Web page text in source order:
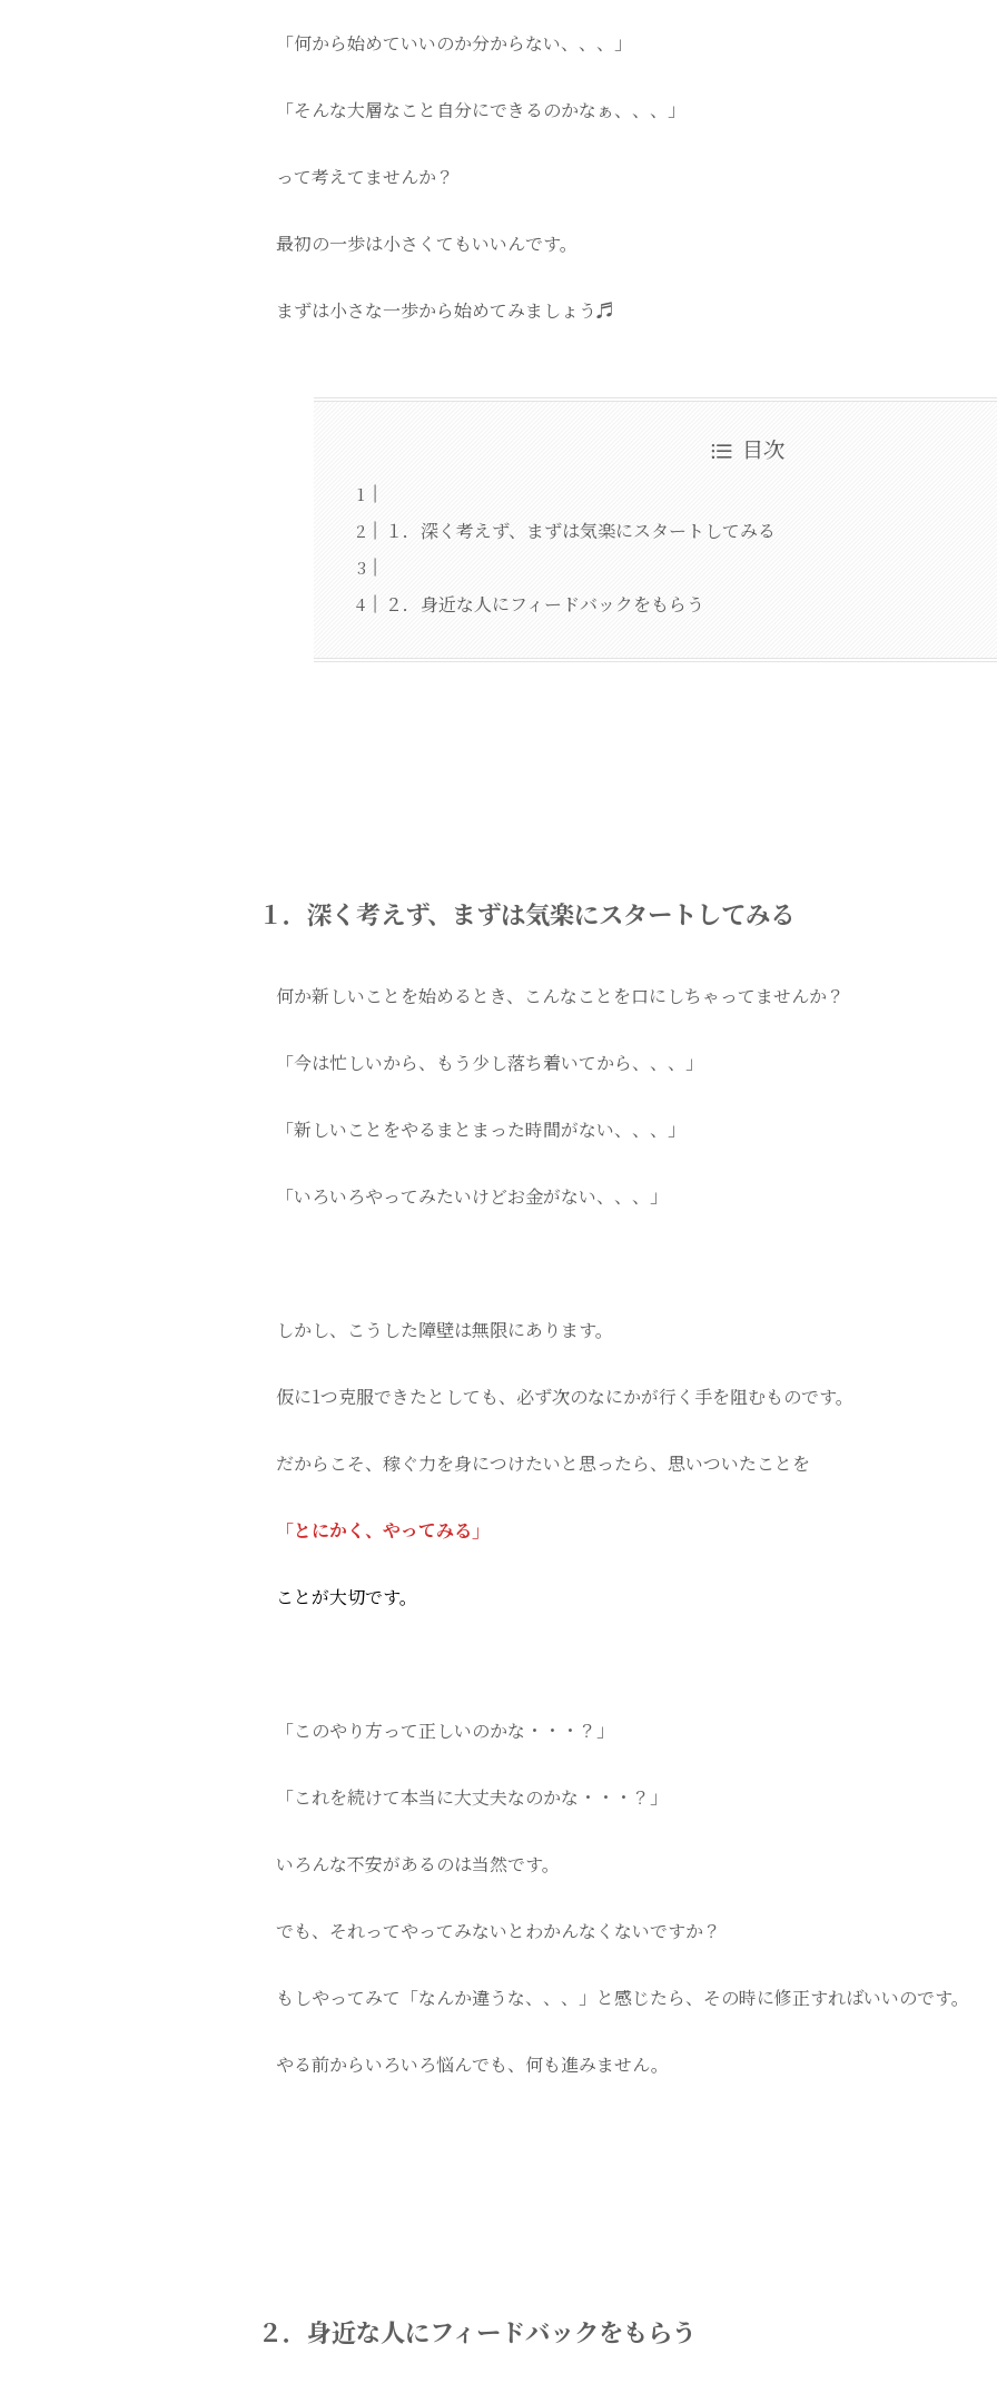
「何から始めていいのか分からない、、、」
「そんな大層なこと自分にできるのかなぁ、、、」
って考えてませんか？
最初の一歩は小さくてもいいんです。
まずは小さな一歩から始めてみましょう♬
目次
１．深く考えず、まずは気楽にスタートしてみる
２．身近な人にフィードバックをもらう
１．深く考えず、まずは気楽にスタートしてみる
何か新しいことを始めるとき、こんなことを口にしちゃってませんか？
「今は忙しいから、もう少し落ち着いてから、、、」
「新しいことをやるまとまった時間がない、、、」
「いろいろやってみたいけどお金がない、、、」
しかし、こうした障壁は無限にあります。
仮に1つ克服できたとしても、必ず次のなにかが行く手を阻むものです。
だからこそ、稼ぐ力を身につけたいと思ったら、思いついたことを
「とにかく、やってみる」
ことが大切です。
「このやり方って正しいのかな・・・？」
「これを続けて本当に大丈夫なのかな・・・？」
いろんな不安があるのは当然です。
でも、それってやってみないとわかんなくないですか？
もしやってみて「なんか違うな、、、」と感じたら、その時に修正すればいいのです。
やる前からいろいろ悩んでも、何も進みません。
２．身近な人にフィードバックをもらう